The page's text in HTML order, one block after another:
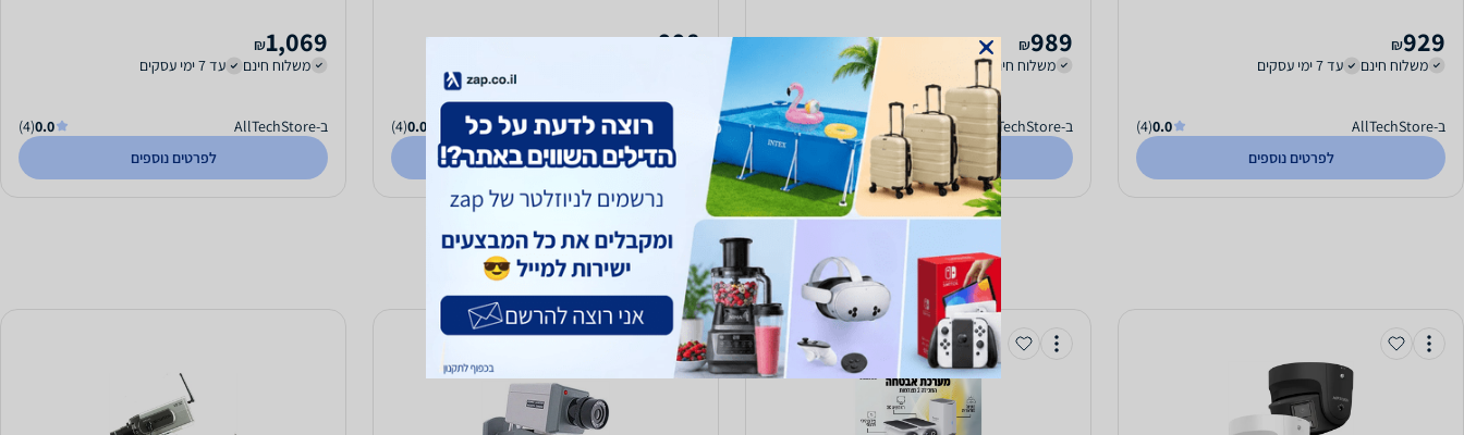
929
₪
משלוח חינם
עד 7 ימי עסקים
ב-AllTechStore 0.0
(4)
לפרטים נוספים
989
₪
משלוח חינם
ב-AllTechStore 0.0
(4)
לפרטים נוספים
998
0.0
(4)
לפרטים נוספים
1,069
₪
משלוח חינם
עד 7 ימי עסקים
ב-AllTechStore 0.0
(4)
לפרטים נוספים